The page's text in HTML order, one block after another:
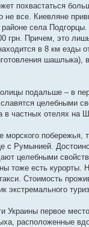
похвастаться
не все. Киевляне
села
грн. Причем, это
в 8 км езды
шашлыка),
подальше – в
целебными
в частных отелях на
морского
с Румынией.
целебными
тоже есть
Стоимость
экстремального
Украины первое
расположенные